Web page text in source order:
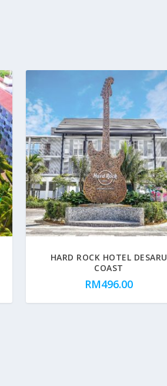
HARD ROCK HOTEL DESARU
COAST
RM496.00